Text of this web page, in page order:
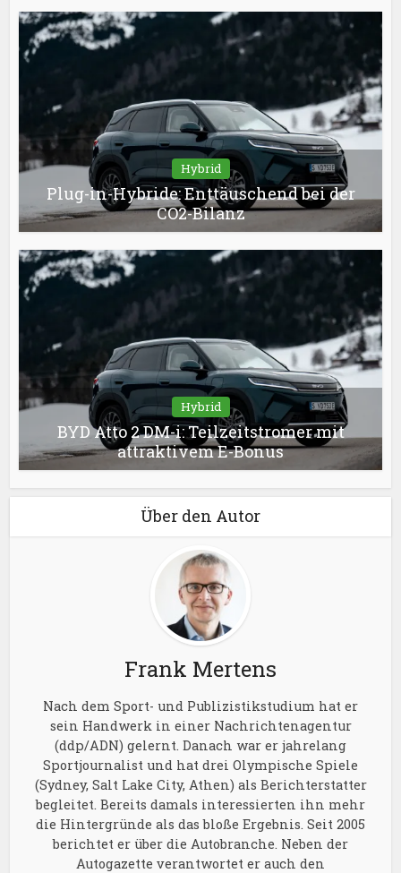
Hybrid
Plug-in-Hybride: Enttäuschend bei der
CO2-Bilanz
Hybrid
BYD Atto 2 DM-i: Teilzeitstromer mit
attraktivem E-Bonus
Über den Autor
Frank Mertens
Nach dem Sport- und Publizistikstudium hat er
sein Handwerk in einer Nachrichtenagentur
(ddp/ADN) gelernt. Danach war er jahrelang
Sportjournalist und hat drei Olympische Spiele
(Sydney, Salt Lake City, Athen) als Berichterstatter
begleitet. Bereits damals interessierten ihn mehr
die Hintergründe als das bloße Ergebnis. Seit 2005
berichtet er über die Autobranche. Neben der
Autogazette verantwortet er auch den